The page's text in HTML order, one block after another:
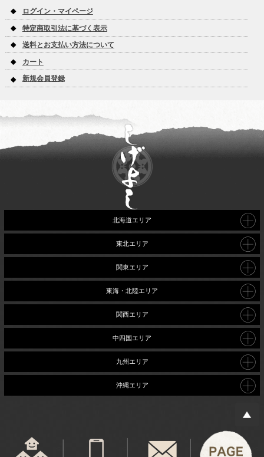
ログイン・マイページ
特定商取引法に基づく表示
送料とお支払い方法について
カート
新規会員登録
北海道エリア
東北エリア
関東エリア
東海・北陸エリア
関西エリア
中四国エリア
九州エリア
沖縄エリア